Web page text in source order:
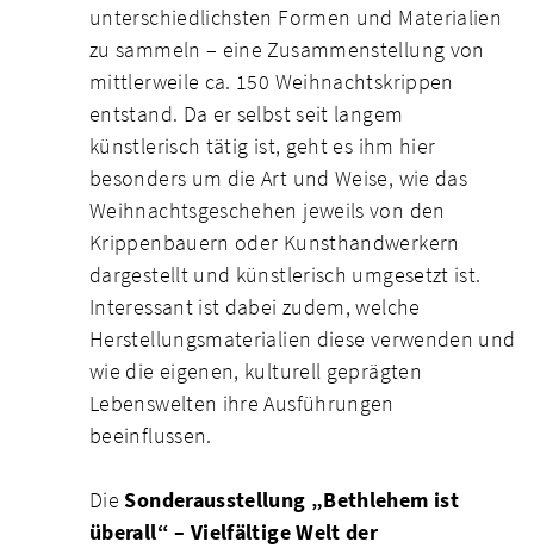
unterschiedlichsten Formen und Materialien
zu sammeln – eine Zusammenstellung von
mittlerweile ca. 150 Weihnachtskrippen
entstand. Da er selbst seit langem
künstlerisch tätig ist, geht es ihm hier
besonders um die Art und Weise, wie das
Weihnachtsgeschehen jeweils von den
Krippenbauern oder Kunsthandwerkern
dargestellt und künstlerisch umgesetzt ist.
Interessant ist dabei zudem, welche
Herstellungsmaterialien diese verwenden und
wie die eigenen, kulturell geprägten
Lebenswelten ihre Ausführungen
beeinflussen.
DieSonderausstellung „Bethlehem ist
überall“ – Vielfältige Welt der